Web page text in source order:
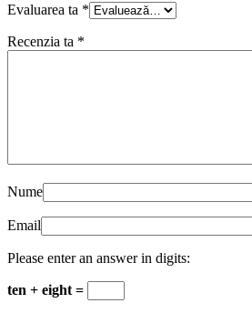
Evaluarea ta *
Recenzia ta *
Nume
Email
Please enter an answer in digits:
ten + eight =